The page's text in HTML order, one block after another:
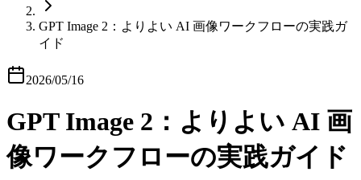
GPT Image 2：よりよい AI 画像ワークフローの実践ガ
イド
2026/05/16
GPT Image 2：よりよい AI 画
像ワークフローの実践ガイド